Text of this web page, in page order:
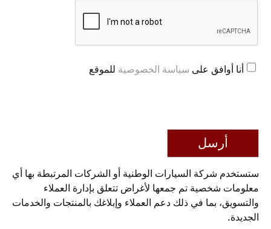
أنا أوافق على سياسة الخصوصية للموقع
أرسل
ستستخدم شركة السيارات الوطنية أو الشركات المرتبطة بها أي
معلومات شخصية تم جمعها لأغراض تتعلق بإدارة العملاء
والتسويق، بما في ذلك دعم العملاء وإبلاغك بالمنتجات والخدمات
الجديدة.